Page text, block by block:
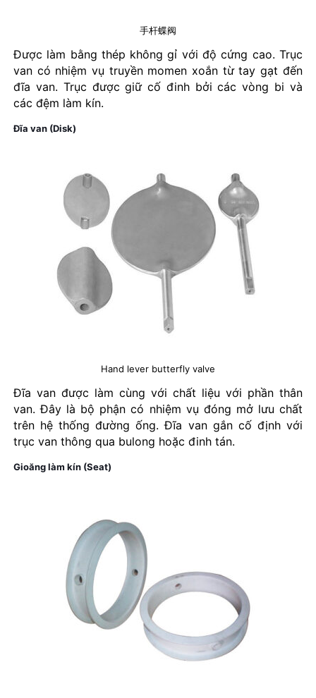
手杆蝶阀
Được làm bằng thép không gỉ với độ cứng cao. Trục
van có nhiệm vụ truyền momen xoắn từ tay gạt đến
đĩa van. Trục được giữ cố đinh bởi các vòng bi và
các đệm làm kín.
Đĩa van (Disk)
Hand lever butterfly valve
Đĩa van được làm cùng với chất liệu với phần thân
van. Đây là bộ phận có nhiệm vụ đóng mở lưu chất
trên hệ thống đường ống. Đĩa van gắn cố định với
trục van thông qua bulong hoặc đinh tán.
Gioăng làm kín (Seat)